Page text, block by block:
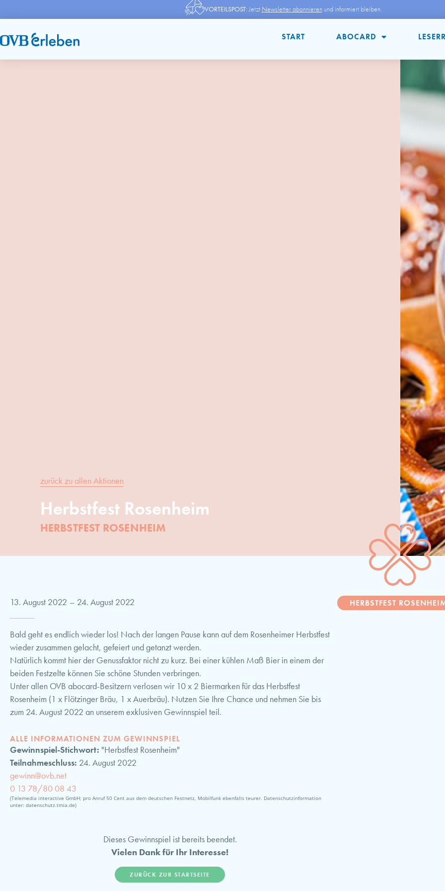
VORTEILSPOST:Jetzt Newsletter abonnierenund informiert bleiben.
START ABOCARD
zurück zu allen Aktionen
Herbstfest Rosenheim
HERBSTFEST ROSENHEIM
13. August 2022 – 24. August 2022
Bald geht es endlich wieder los! Nach der langen Pause kann auf dem Rosenheimer Herbstfest
wieder zusammen gelacht, gefeiert und getanzt werden.
Natürlich kommt hier der Genussfaktor nicht zu kurz. Bei einer kühlen Maß Bier in einem der
beiden Festzelte können Sie schöne Stunden verbringen.
Unter allen OVB abocard-Besitzern verlosen wir 10 x 2 Biermarken für das Herbstfest
Rosenheim (1 x Flötzinger Bräu, 1 x Auerbräu). Nutzen Sie Ihre Chance und nehmen Sie bis
zum 24. August 2022 an unserem exklusiven Gewinnspiel teil.
ALLE INFORMATIONEN ZUM GEWINNSPIEL
Gewinnspiel-Stichwort: "Herbstfest Rosenheim"
Teilnahmeschluss: 24. August 2022
gewinn@ovb.net
0 13 78/80 08 43
(Telemedia interactive GmbH; pro Anruf 50 Cent aus dem deutschen Festnetz, Mobilfunk ebenfalls teurer. Datenschutzinformation
unter: datenschutz.tmia.de)
Dieses Gewinnspiel ist bereits beendet.
Vielen Dank für Ihr Interesse!
ZURÜCK ZUR STARTSEITE
HERBSTFEST